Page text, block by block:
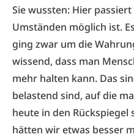
Sie wussten: Hier
Umständen möglich ist.
ging zwar um die
wissend, dass man
mehr halten kann. Das
belastend sind, auf die
heute in den Rückspiegel
hätten wir etwas besser